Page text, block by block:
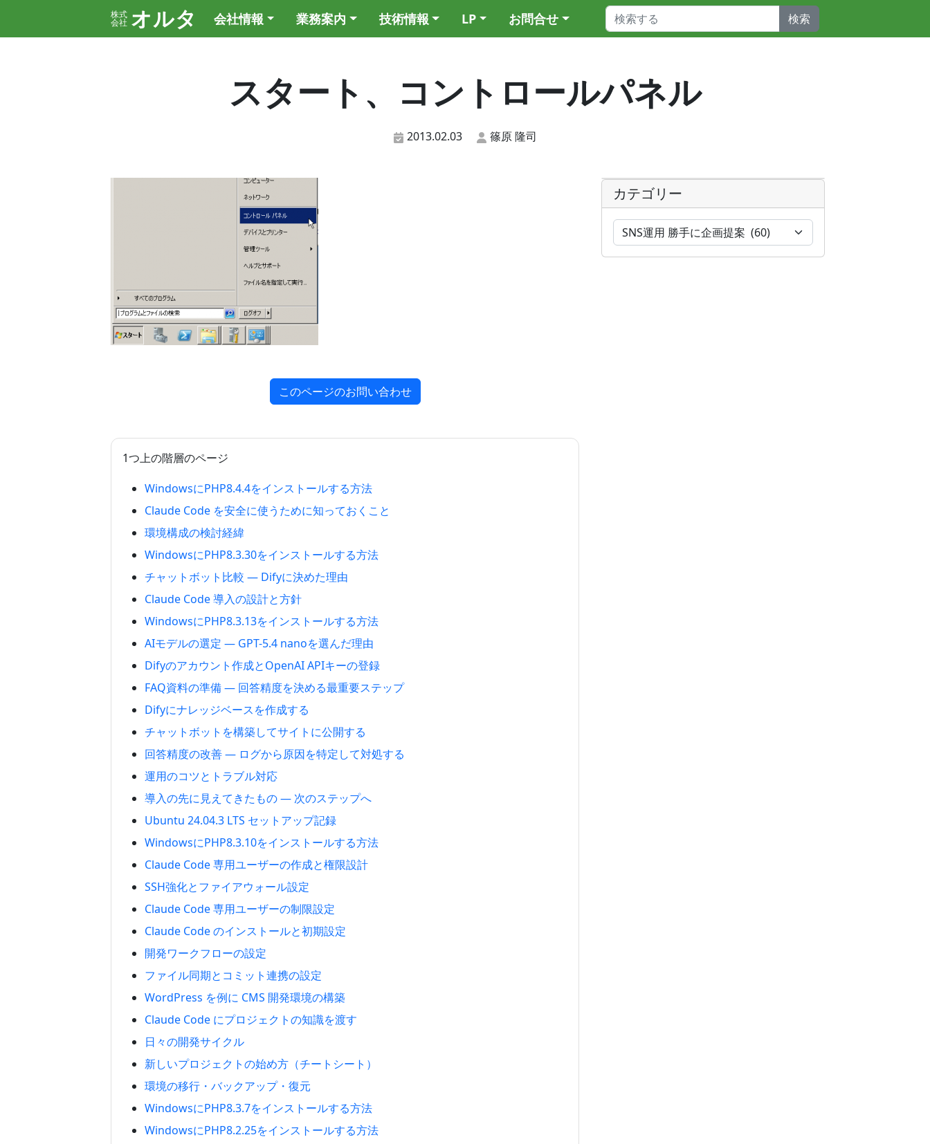
株式
会社 オルタ 会社情報 業務案内 技術情報 LP お問合せ 検索
スタート、コントロールパネル
2013.02.03 篠原 隆司
このページのお問い合わせ
1つ上の階層のページ
WindowsにPHP8.4.4をインストールする方法
Claude Code を安全に使うために知っておくこと
環境構成の検討経緯
WindowsにPHP8.3.30をインストールする方法
チャットボット比較 — Difyに決めた理由
Claude Code 導入の設計と方針
WindowsにPHP8.3.13をインストールする方法
AIモデルの選定 — GPT-5.4 nanoを選んだ理由
Difyのアカウント作成とOpenAI APIキーの登録
FAQ資料の準備 — 回答精度を決める最重要ステップ
Difyにナレッジベースを作成する
チャットボットを構築してサイトに公開する
回答精度の改善 — ログから原因を特定して対処する
運用のコツとトラブル対応
導入の先に見えてきたもの — 次のステップへ
Ubuntu 24.04.3 LTS セットアップ記録
WindowsにPHP8.3.10をインストールする方法
Claude Code 専用ユーザーの作成と権限設計
SSH強化とファイアウォール設定
Claude Code 専用ユーザーの制限設定
Claude Code のインストールと初期設定
開発ワークフローの設定
ファイル同期とコミット連携の設定
WordPress を例に CMS 開発環境の構築
Claude Code にプロジェクトの知識を渡す
日々の開発サイクル
新しいプロジェクトの始め方（チートシート）
環境の移行・バックアップ・復元
WindowsにPHP8.3.7をインストールする方法
WindowsにPHP8.2.25をインストールする方法
カテゴリー